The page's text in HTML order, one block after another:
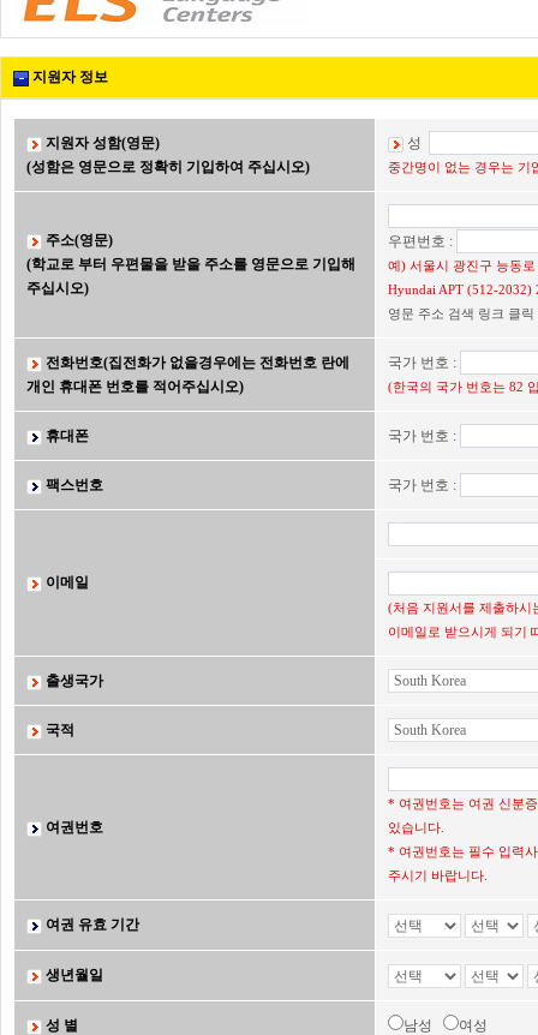
지원자 정보
지원자 성함(영문)
(성함은 영문으로 정확히 기입하여 주십시오)
성
중간명이 없는 경우는 기
주소(영문)
(학교로 부터 우편물을 받을 주소를 영문으로 기입해
주십시오)
우편번호 :
예) 서울시 광진구 능동
Hyundai APT (512-2032)
영문 주소 검색 링크 클릭
전화번호(집전화가 없을경우에는 전화번호 란에
개인 휴대폰 번호를 적어주십시오)
국가 번호 :
(한국의 국가 번호는 82
휴대폰 국가 번호 :
팩스번호 국가 번호 :
이메일
(처음 지원서를 제출하시
이메일로 받으시게 되기
출생국가
국적
여권번호
* 여권번호는 여권 신분
있습니다.
* 여권번호는 필수 입력
주시기 바랍니다.
여권 유효 기간
생년월일
성 별 남성 여성